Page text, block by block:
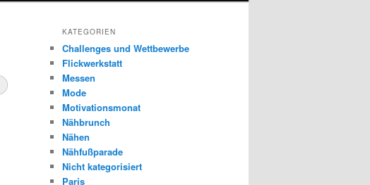
KATEGORIEN
Challenges und Wettbewerbe
Flickwerkstatt
Messen
Mode
Motivationsmonat
Nähbrunch
Nähen
Nähfußparade
Nicht kategorisiert
Paris